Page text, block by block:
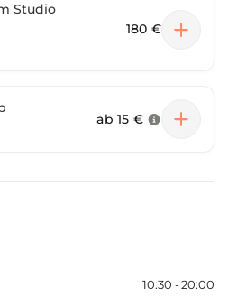
Studio
180 €
ab 15 €
10:30 - 20:00